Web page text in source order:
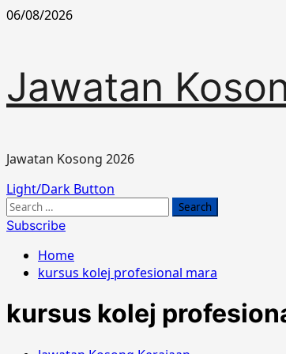
Skip
06/08/2026
Jawatan
Jawatan Kosong 2026
Primary
Menu
Light/Dark Button
Search
for:
Subscribe
Home
kursus kolej profesional mara
kursus kolej